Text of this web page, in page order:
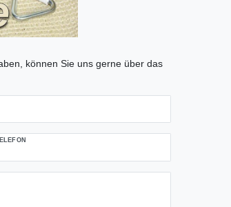
können Sie uns gerne über das